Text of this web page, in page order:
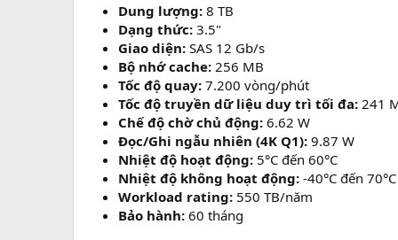
Dung lượng: 8 TB​
Dạng thức: 3.5"​
Giao diện: SAS 12 Gb/s​
Bộ nhớ cache: 256 MB​
Tốc độ quay: 7.200 vòng/phút​
Tốc độ truyền dữ liệu duy trì tối đa: 241
Chế độ chờ chủ động: 6.62 W​
Đọc/Ghi ngẫu nhiên (4K Q1): 9.87 W​
Nhiệt độ hoạt động: 5°C đến 60°C​
Nhiệt độ không hoạt động: -40°C đến 70°C​
Workload rating: 550 TB/năm​
Bảo hành: 60 tháng​